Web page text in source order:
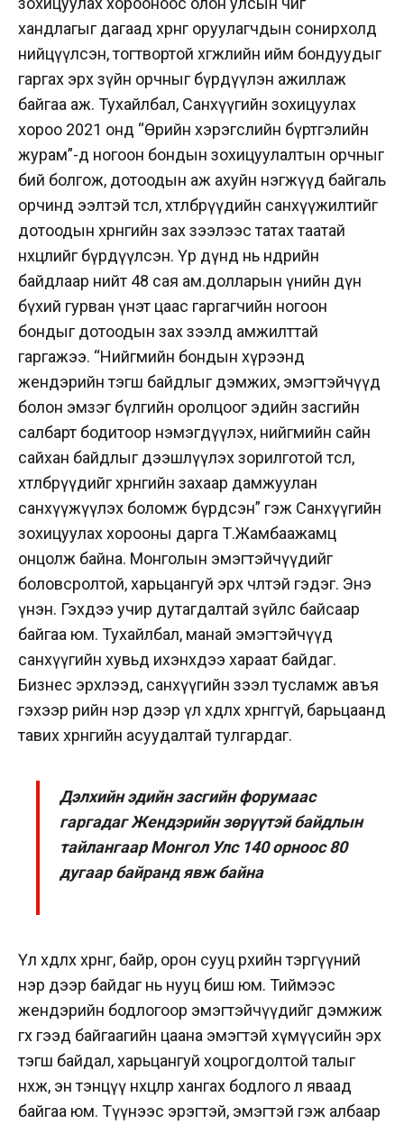
хандлагыг дагаад хөрөнгө оруулагчдын сонирхолд
нийцүүлсэн, тогтвортой хөгжлийн ийм бондуудыг
гаргах эрх зүйн орчныг бүрдүүлэн ажиллаж
байгаа аж. Тухайлбал, Санхүүгийн зохицуулах
хороо 2021 онд “Өрийн хэрэгслийн бүртгэлийн
журам”-д ногоон бондын зохицуулалтын орчныг
бий болгож, дотоодын аж ахуйн нэгжүүд байгаль
орчинд ээлтэй төсөл, хөтөлбөрүүдийн санхүүжилтийг
дотоодын хөрөнгийн зах зээлээс татах таатай
нөхцөлийг бүрдүүлсэн. Үр дүнд нь өнөөдрийн
байдлаар нийт 48 сая ам.долларын үнийн дүн
бүхий гурван үнэт цаас гаргагчийн ногоон
бондыг дотоодын зах зээлд амжилттай
гаргажээ. “Нийгмийн бондын хүрээнд
жендэрийн тэгш байдлыг дэмжих, эмэгтэйчүүд
болон эмзэг бүлгийн оролцоог эдийн засгийн
салбарт бодитоор нэмэгдүүлэх, нийгмийн сайн
сайхан байдлыг дээшлүүлэх зорилготой төсөл,
хөтөлбөрүүдийг хөрөнгийн захаар дамжуулан
санхүүжүүлэх боломж бүрдсэн” гэж Санхүүгийн
зохицуулах хорооны дарга Т.Жамбаажамц
онцолж байна. Монголын эмэгтэйчүүдийг
боловсролтой, харьцангуй эрх чөлөөтэй гэдэг. Энэ
үнэн. Гэхдээ учир дутагдалтай зүйлс байсаар
байгаа юм. Тухайлбал, манай эмэгтэйчүүд
санхүүгийн хувьд ихэнхдээ хараат байдаг.
Бизнес эрхлээд, санхүүгийн зээл тусламж авъя
гэхээр өөрийн нэр дээр үл хөдлөх хөрөнгөгүй, барьцаанд
тавих хөрөнгийн асуудалтай тулгардаг.
Дэлхийн эдийн засгийн форумаас
гаргадаг Жендэрийн зөрүүтэй байдлын
тайлангаар Монгол Улс 140 орноос 80
дугаар байранд явж байна
Үл хөдлөх хөрөнгө, байр, орон сууц өрхийн тэргүүний
нэр дээр байдаг нь нууц биш юм. Тиймээс
жендэрийн бодлогоор эмэгтэйчүүдийг дэмжиж
өгөх гээд байгаагийн цаана эмэгтэй хүмүүсийн эрх
тэгш байдал, харьцангуй хоцрогдолтой талыг
нөхөж, эн тэнцүү нөхцөлөөр хангах бодлого л яваад
байгаа юм. Түүнээс эрэгтэй, эмэгтэй гэж албаар